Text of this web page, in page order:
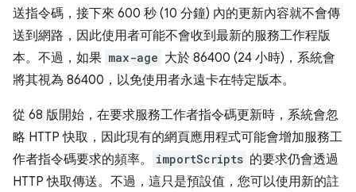
送指令碼，接下來 600 秒 (10 分鐘) 內的更新內容就不會傳
送到網路，因此使用者可能不會收到最新的服務工作程版
本。不過，如果 max-age 大於 86400 (24 小時)，系統會
將其視為 86400，以免使用者永遠卡在特定版本。
從 68 版開始，在要求服務工作者指令碼更新時，系統會忽
略 HTTP 快取，因此現有的網頁應用程式可能會增加服務工
作者指令碼要求的頻率。
importScripts 的要求仍會透過
HTTP 快取傳送。不過，這只是預設值，您可以使用新的註